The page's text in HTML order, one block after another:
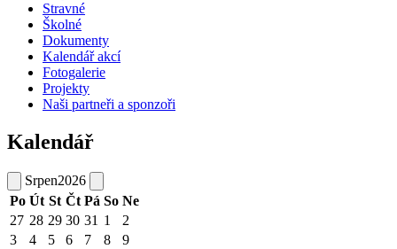
Stravné
Školné
Dokumenty
Kalendář akcí
Fotogalerie
Projekty
Naši partneři a sponzoři
Kalendář
Srpen2026
Po Út St Čt Pá So Ne
27 28 29 30 31 1
2
3
4 5 6 7 8
9